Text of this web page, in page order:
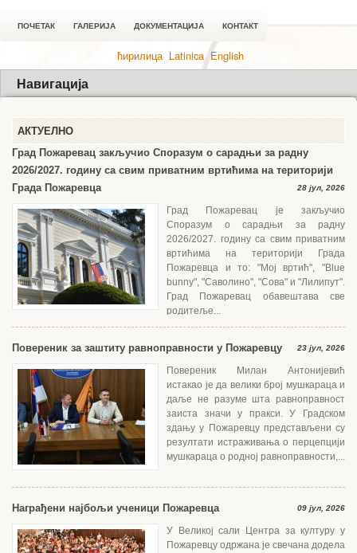
ПОЧЕТАК ГАЛЕРИЈА ДОКУМЕНТАЦИЈА КОНТАКТ
ћирилица Latinica English
Навигација
АКТУЕЛНО
Град Пожаревац закључио Споразум о сарадњи за радну
2026/2027. годину са свим приватним вртићима на територији
Града Пожаревца
28 јул, 2026
Град Пожаревац је закључио
Споразум о сарадњи за радну
2026/2027. годину са свим приватним
вртићима на територији Града
Пожаревца и то: "Мој вртић", "Blue
bunny", "Саволино", "Сова" и "Лилипут".
Град Пожаревац обавештава све
родитеље...
Повереник за заштиту равноправности у Пожаревцу 23 јул, 2026
Повереник Милан Антонијевић
истакао је да велики број мушкараца и
даље не разуме шта равноправност
заиста значи у пракси. У Градском
здању у Пожаревцу представљени су
резултати истраживања о перцепцији
мушкараца о родној равноправности,...
Награђени најбољи ученици Пожаревца 09 јул, 2026
У Великој сали Центра за културу у
Пожаревцу одржана је свечана додела